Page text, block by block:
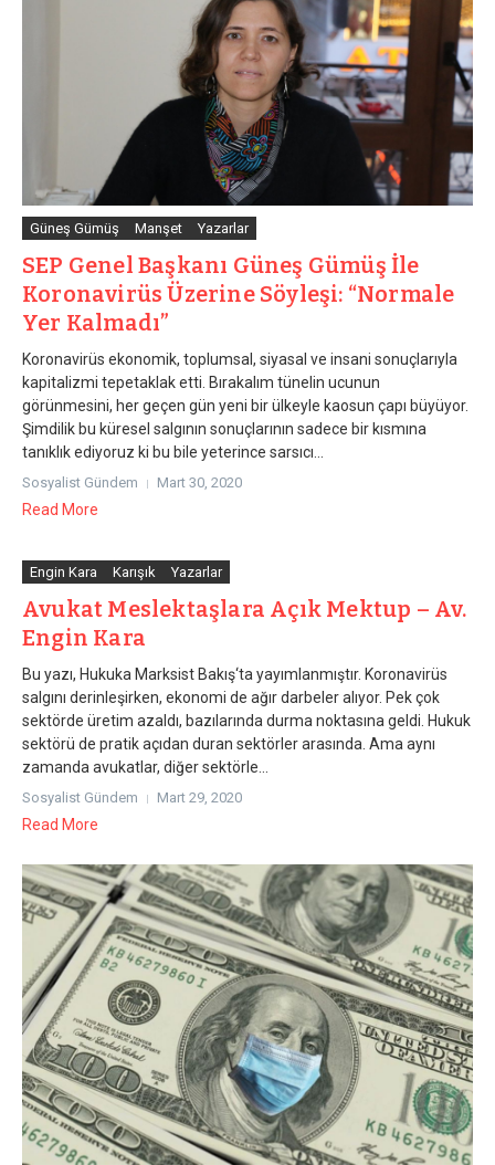
Güneş Gümüş Manşet Yazarlar
SEP Genel Başkanı Güneş Gümüş İle
Koronavirüs Üzerine Söyleşi: “Normale
Yer Kalmadı”
Koronavirüs ekonomik, toplumsal, siyasal ve insani sonuçlarıyla
kapitalizmi tepetaklak etti. Bırakalım tünelin ucunun
görünmesini, her geçen gün yeni bir ülkeyle kaosun çapı büyüyor.
Şimdilik bu küresel salgının sonuçlarının sadece bir kısmına
tanıklık ediyoruz ki bu bile yeterince sarsıcı...
Sosyalist Gündem Mart 30, 2020
Read More
Engin Kara Karışık Yazarlar
Avukat Meslektaşlara Açık Mektup – Av.
Engin Kara
Bu yazı, Hukuka Marksist Bakış‘ta yayımlanmıştır. Koronavirüs
salgını derinleşirken, ekonomi de ağır darbeler alıyor. Pek çok
sektörde üretim azaldı, bazılarında durma noktasına geldi. Hukuk
sektörü de pratik açıdan duran sektörler arasında. Ama aynı
zamanda avukatlar, diğer sektörle...
Sosyalist Gündem Mart 29, 2020
Read More